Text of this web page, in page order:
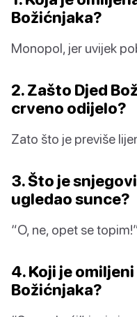
Božićnjaka?
Monopol, jer uvijek
2. Zašto Djed
crveno odijelo?
Zato što je previše
3. Što je
ugledao sunce?
“O, ne, opet se
4. Koji je
Božićnjaka?